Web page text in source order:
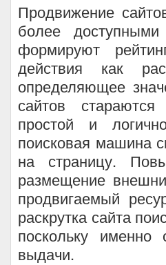
Продвижение
более
формируют
действия как
определяющее
сайтов
простой и
поисковая машина
на страницу.
размещение
продвигаемый
раскрутка сайта
поскольку
выдачи.